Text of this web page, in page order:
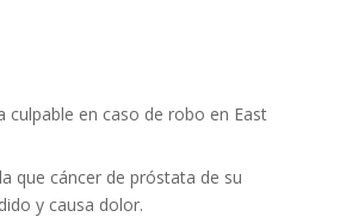
culpable en caso de robo en East
que cáncer de próstata de su
y causa dolor.